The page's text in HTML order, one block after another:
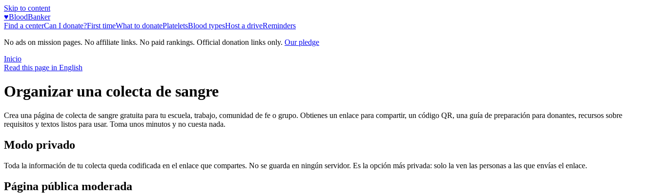
Skip to content
♥BloodBanker
Find a centerCan I donate?First timeWhat to donatePlateletsBlood typesHost a driveReminders
No ads on mission pages. No affiliate links. No paid rankings. Official donation links only. Our pledge
Inicio
Read this page in English
Organizar una colecta de sangre
Crea una página de colecta de sangre gratuita para tu escuela, trabajo, comunidad de fe o grupo. Obtienes un enlace para compartir, un código QR, una guía de preparación para donantes, recursos sobre
requisitos y textos listos para usar. Toma unos minutos y no cuesta nada.
Modo privado
Toda la información de tu colecta queda codificada en el enlace que compartes. No se guarda en ningún servidor. Es la opción más privada: solo la ven las personas a las que envías el enlace.
Página pública moderada